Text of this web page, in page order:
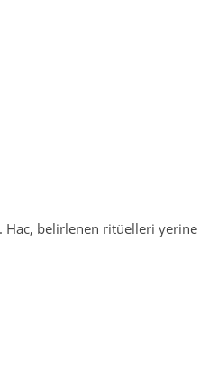
Hac, belirlenen ritüelleri yerine